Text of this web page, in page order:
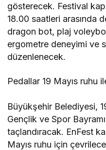
gösterecek. Festival
18.00 saatleri arasında
dragon bot, plaj
ergometre deneyimi ve
düzenlenecek.
Pedallar 19 Mayıs ruhu
Büyükşehir Belediyesi,
Gençlik ve Spor
taçlandıracak. EnFest
Mayıs ruhu için